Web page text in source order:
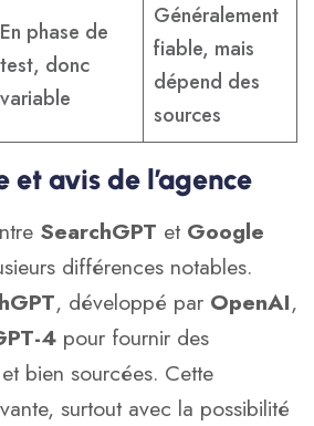
En phase de
test, donc
variable
Généralement
fiable, mais
dépend des
sources
et avis de l’agence
SearchGPT et Google
différences notables.
, développé par OpenAI,
4 pour fournir des
bien sourcées. Cette
surtout avec la possibilité